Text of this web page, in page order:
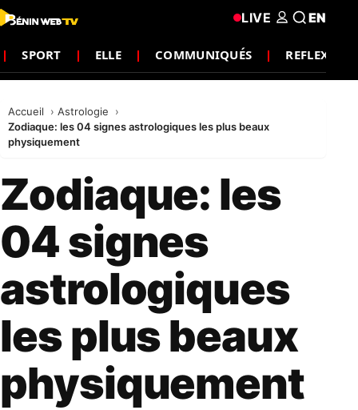
SPORT ELLE COMMUNIQUÉS REFLEXION
LIVE EN
Accueil
Astrologie
Zodiaque: les 04 signes astrologiques les plus beaux
physiquement
Zodiaque: les
04 signes
astrologiques
les plus beaux
physiquement